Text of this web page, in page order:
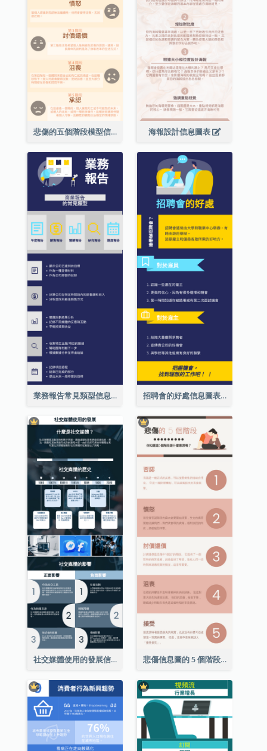
悲傷的五個階段模型信息圖表 海報設計信息圖表
業務報告常見類型信息圖表 招聘會的好處信息圖表
社交媒體使用的發展信息圖表 悲傷信息圖的 5 個階段（附解釋）